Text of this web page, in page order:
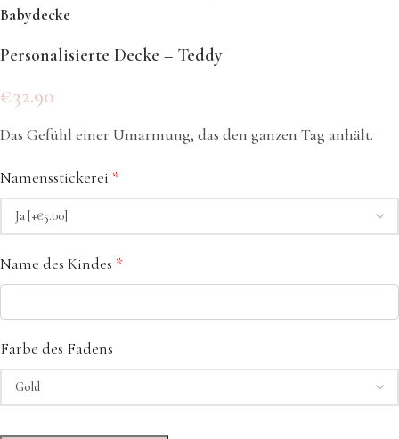
Babydecke
Personalisierte Decke – Teddy
€32.90
Das Gefühl einer Umarmung, das den ganzen Tag anhält.
Namensstickerei *
Name des Kindes *
Farbe des Fadens